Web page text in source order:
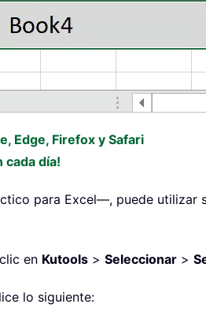
Edge, Firefox y Safari
cada día!
para Excel—, puede utilizar
en Kutools > Seleccionar >
lo siguiente: